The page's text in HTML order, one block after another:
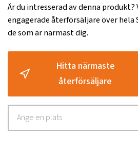
Är du intresserad av denna
engagerade återförsäljare över hela
de som är närmast dig.
Hitta närmaste
återförsäljare